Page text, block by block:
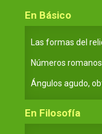
En Básico
Las formas del
Números romanos
Ángulos agudo,
En Filosofía